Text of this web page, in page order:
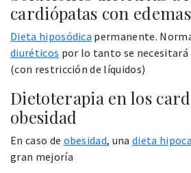
cardiópatas con edemas
Dieta hiposódica permanente.
diuréticos por lo tanto se necesitará
(con restricción de líquidos)
Dietoterapia en los
obesidad
En caso de obesidad, unadieta
gran mejoría